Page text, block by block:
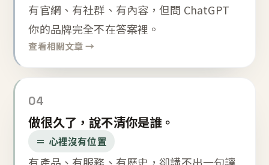
有官網、有社群、有內容，但問 ChatGPT
你的品牌完全不在答案裡。
查看相關文章 →
04
做很久了，說不清你是誰。
＝ 心裡沒有位置
有產品、有服務、有歷史，卻講不出一句讓